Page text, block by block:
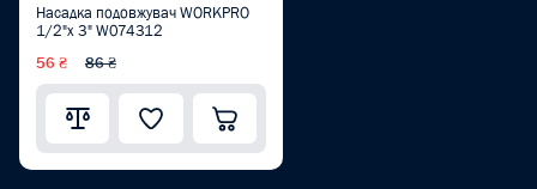
Насадка подовжувач WORKPRO
1/2"x 3" W074312
56 ₴ 86 ₴